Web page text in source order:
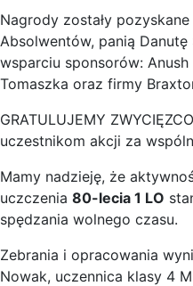
Nagrody zostały
Absolwentów, panią
wsparciu sponsorów:
Tomaszka oraz firmy
GRATULUJEMY
uczestnikom akcji za
Mamy nadzieję, że
uczczenia 80-lecia 1 LO
spędzania wolnego czasu.
Zebrania i opracowania
Nowak, uczennica klasy 4